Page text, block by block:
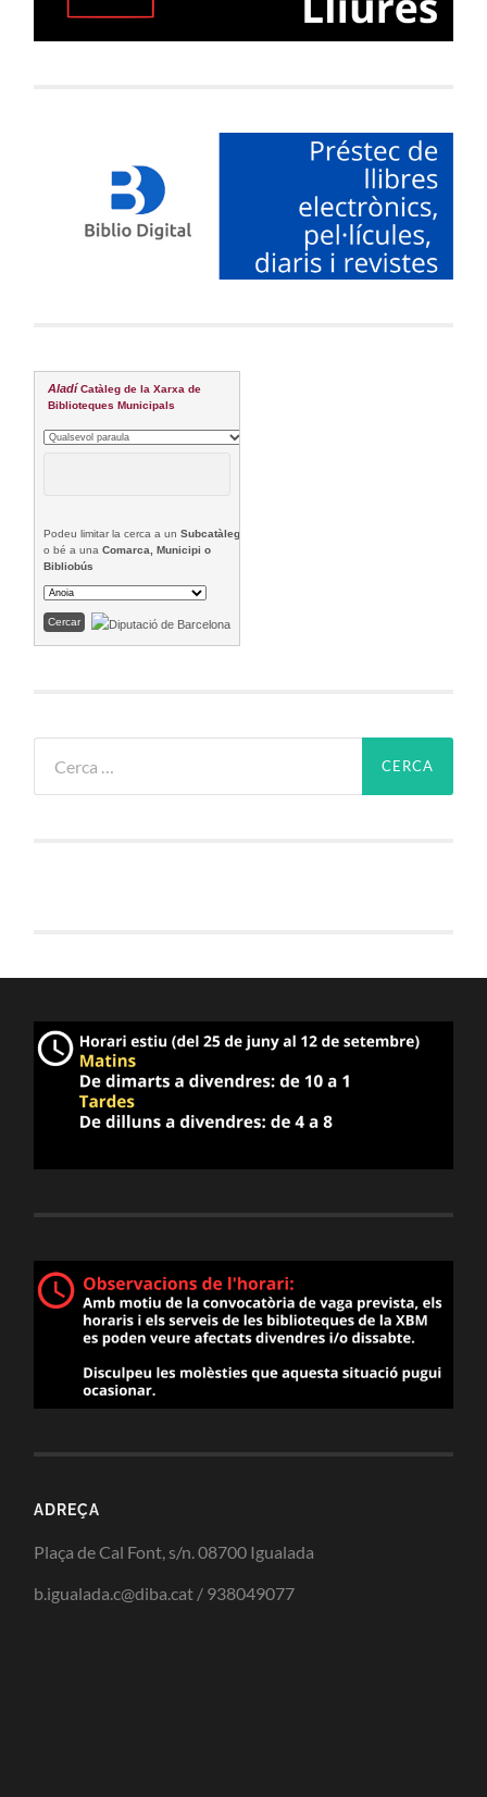
Aladí Catàleg de la Xarxa de
Biblioteques Municipals
Podeu limitar la cerca a unSubcatàleg
o bé a unaComarca, Municipi o
Bibliobús
ADREÇA
Plaça de Cal Font, s/n. 08700 Igualada
b.igualada.c@diba.cat / 938049077